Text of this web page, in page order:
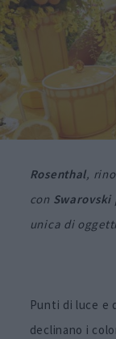
Rosenthal,
con Swarovski
unica di
Punti di luce
declinano i